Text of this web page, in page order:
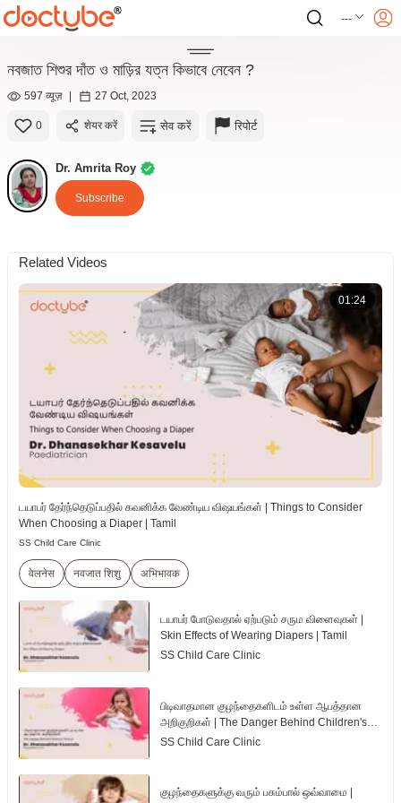
---
নবজাত শিশুর দাঁত ও মাড়ির যত্ন কিভাবে নেবেন ?
597 व्यूज़ | 27 Oct, 2023
0 शेयर करें सेव करें रिपोर्ट
Dr. Amrita Roy
Subscribe
Related Videos
01:24
டயாபர் தேர்ந்தெடுப்பதில் கவனிக்க வேண்டிய விஷயங்கள் | Things to Consider
When Choosing a Diaper | Tamil
SS Child Care Clinic
वेलनेस नवजात शिशु अभिभावक
டயாபர் போடுவதால் ஏற்படும் சரும விளைவுகள் |
Skin Effects of Wearing Diapers | Tamil
SS Child Care Clinic
பிடிவாதமான குழந்தைகளிடம் உள்ள ஆபத்தான
அறிகுறிகள் | The Danger Behind Children's
Tantrum | Tamil
SS Child Care Clinic
குழந்தைகளுக்கு வரும் பசும்பால் ஒவ்வாமை |